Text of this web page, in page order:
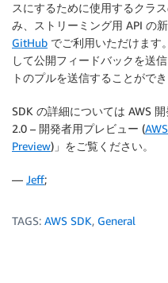
スにするために使用するクラ
み、ストリーミング用 API の
GitHub でご利用いただけます
して公開フィードバックを送
トのプルを送信することができ
SDK の詳細については AWS
2.0 – 開発者用プレビュー (
Preview)」をご覧ください。
— Jeff;
TAGS: AWS SDK, General